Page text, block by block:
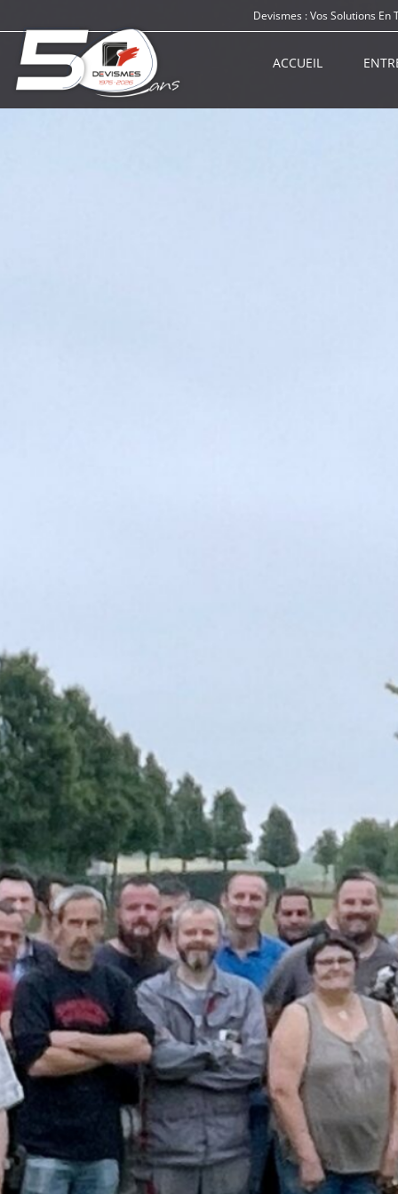
Devismes : Vos Solutions
ACCUEIL